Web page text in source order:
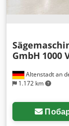
Altenstadt an
1.172 km
GmbH 1000